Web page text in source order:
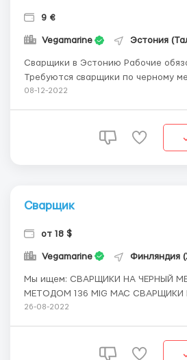
9 €
Vegamarine Эстония
Сварщики в Эстонию Рабочие обязанности 1)
Требуются сварщики по черному
металлоконструкций и корпусов
Прочие требования 1)
08-12-2022
Сварщик
от 18 $
Vegamarine Финляндия
Мы ищем: СВАРЩИКИ НА ЧЕРНЫЙ МЕТАЛЛ И НЕРЖАВЕЙКА
МЕТОДОМ 136 MIG MAC СВАРЩИКИ НА НЕРЖАВЕЙКУ -
ТРУБЫ МЕТОДОМ TIG Обязанности: 1) Осуществлять
26-08-2022